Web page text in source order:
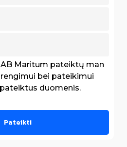
Maritum pateiktų man
bei pateikimui
duomenis.